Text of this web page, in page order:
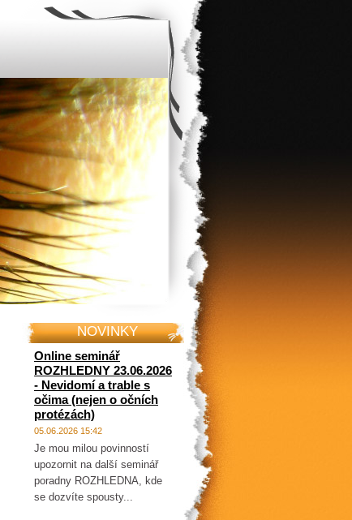
NOVINKY
Online seminář
ROZHLEDNY 23.06.2026
- Nevidomí a trable s
očima (nejen o očních
protézách)
05.06.2026 15:42
Je mou milou povinností
upozornit na další seminář
poradny ROZHLEDNA, kde
se dozvíte spousty...